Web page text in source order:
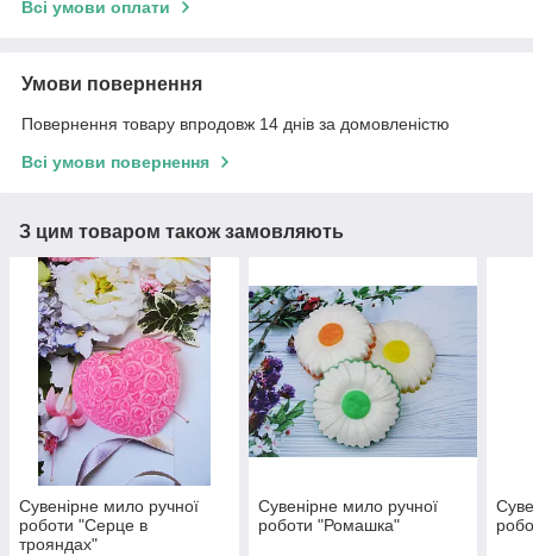
Всі умови оплати
Умови повернення
Повернення товару впродовж 14 днів за домовленістю
Всі умови повернення
З цим товаром також замовляють
Сувенірне мило ручної
роботи "Серце в
трояндах"
Сувенірне мило ручної
роботи "Ромашка"